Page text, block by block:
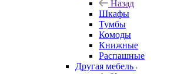
Назад
Шкафы
Тумбы
Комоды
Книжные
Распашные
Другая мебель